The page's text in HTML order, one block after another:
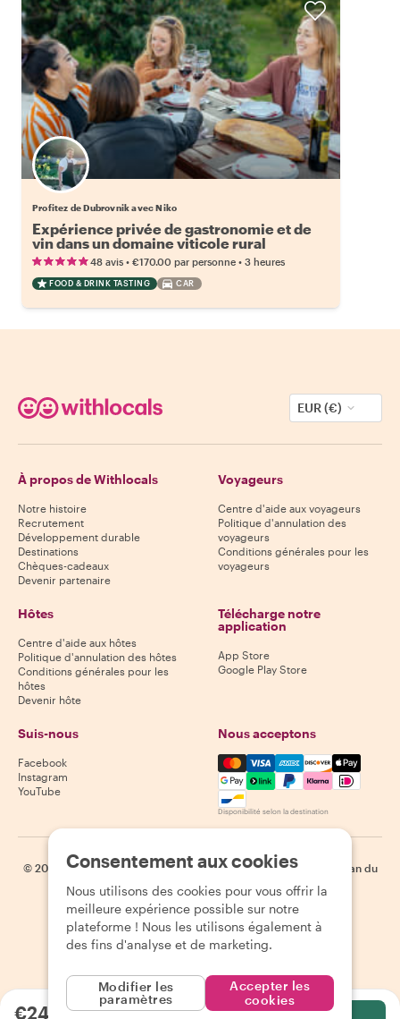
Profitez de Dubrovnik avec Niko
Expérience privée de gastronomie et de
vin dans un domaine viticole rural
48 avis • €170.00 par personne • 3 heures
FOOD & DRINK TASTING CAR
€240.00par personne
EUR (€)
À propos de Withlocals
Notre histoire
Recrutement
Développement durable
Destinations
Chèques-cadeaux
Devenir partenaire
Voyageurs
Centre d'aide aux voyageurs
Politique d'annulation des
voyageurs
Conditions générales pour les
voyageurs
Hôtes
Centre d'aide aux hôtes
Politique d'annulation des hôtes
Conditions générales pour les
hôtes
Devenir hôte
Télécharge notre
application
App Store
Google Play Store
Suis-nous
Facebook
Instagram
YouTube
Nous acceptons
Mastercard, Visa, Amex,
Disponibilité selon la destination
© 2026 Withlocals.com | Politique de confidentialité | Cookies
Plan du
site
Consentement aux cookies
Nous utilisons des cookies pour vous offrir la
meilleure expérience possible sur notre
plateforme ! Nous les utilisons également à
des fins d'analyse et de marketing.
Modifier les
paramètres
Accepter les
cookies